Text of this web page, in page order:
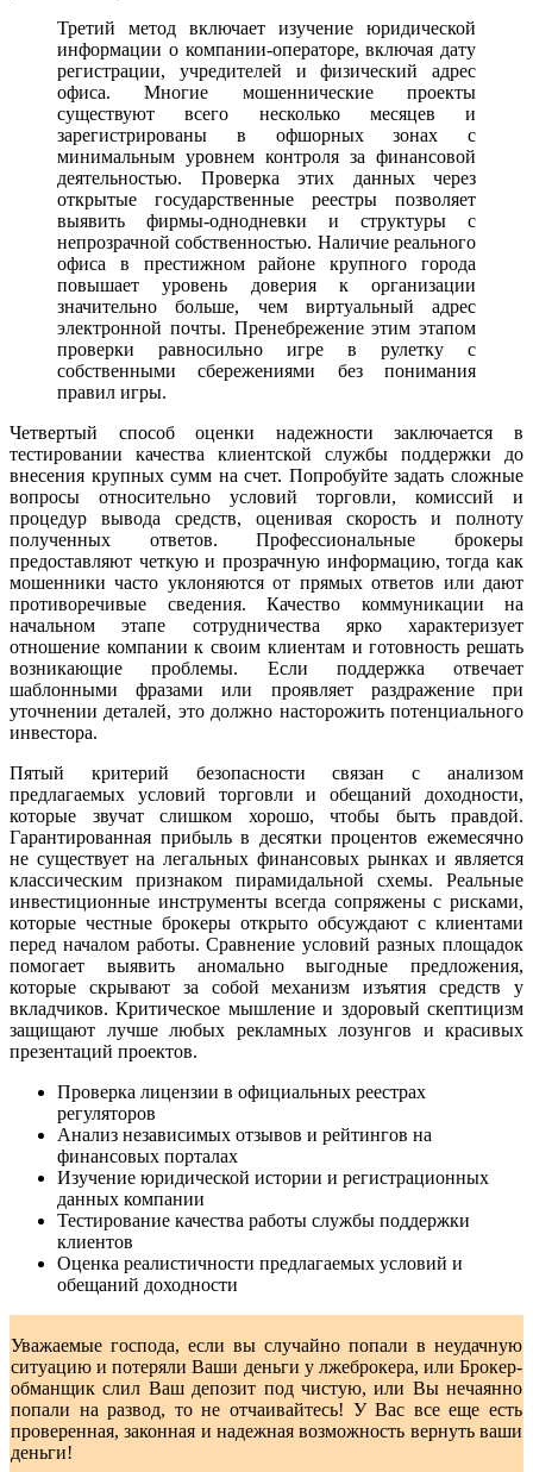
Третий метод включает изучение юридической
информации о компании-операторе, включая дату
регистрации, учредителей и физический адрес
офиса. Многие мошеннические проекты
существуют всего несколько месяцев и
зарегистрированы в офшорных зонах с
минимальным уровнем контроля за финансовой
деятельностью. Проверка этих данных через
открытые государственные реестры позволяет
выявить фирмы-однодневки и структуры с
непрозрачной собственностью. Наличие реального
офиса в престижном районе крупного города
повышает уровень доверия к организации
значительно больше, чем виртуальный адрес
электронной почты. Пренебрежение этим этапом
проверки равносильно игре в рулетку с
собственными сбережениями без понимания
правил игры.
Четвертый способ оценки надежности заключается в
тестировании качества клиентской службы поддержки до
внесения крупных сумм на счет. Попробуйте задать сложные
вопросы относительно условий торговли, комиссий и
процедур вывода средств, оценивая скорость и полноту
полученных ответов. Профессиональные брокеры
предоставляют четкую и прозрачную информацию, тогда как
мошенники часто уклоняются от прямых ответов или дают
противоречивые сведения. Качество коммуникации на
начальном этапе сотрудничества ярко характеризует
отношение компании к своим клиентам и готовность решать
возникающие проблемы. Если поддержка отвечает
шаблонными фразами или проявляет раздражение при
уточнении деталей, это должно насторожить потенциального
инвестора.
Пятый критерий безопасности связан с анализом
предлагаемых условий торговли и обещаний доходности,
которые звучат слишком хорошо, чтобы быть правдой.
Гарантированная прибыль в десятки процентов ежемесячно
не существует на легальных финансовых рынках и является
классическим признаком пирамидальной схемы. Реальные
инвестиционные инструменты всегда сопряжены с рисками,
которые честные брокеры открыто обсуждают с клиентами
перед началом работы. Сравнение условий разных площадок
помогает выявить аномально выгодные предложения,
которые скрывают за собой механизм изъятия средств у
вкладчиков. Критическое мышление и здоровый скептицизм
защищают лучше любых рекламных лозунгов и красивых
презентаций проектов.
Проверка лицензии в официальных реестрах
регуляторов
Анализ независимых отзывов и рейтингов на
финансовых порталах
Изучение юридической истории и регистрационных
данных компании
Тестирование качества работы службы поддержки
клиентов
Оценка реалистичности предлагаемых условий и
обещаний доходности
Уважаемые господа, если вы случайно попали в неудачную
ситуацию и потеряли Ваши деньги у лжеброкера, или Брокер-
обманщик слил Ваш депозит под чистую, или Вы нечаянно
попали на развод, то не отчаивайтесь! У Вас все еще есть
проверенная, законная и надежная возможность вернуть ваши
деньги!